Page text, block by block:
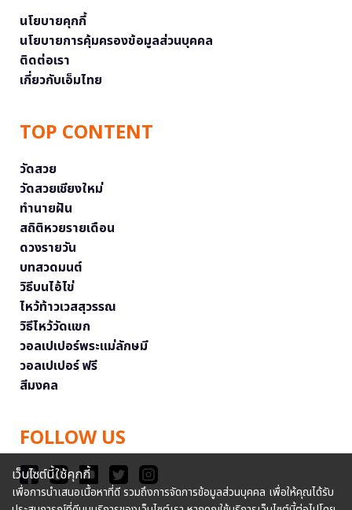
นโยบายคุกกี้
นโยบายการคุ้มครองข้อมูลส่วนบุคคล
ติดต่อเรา
เกี่ยวกับเอ็มไทย
TOP CONTENT
วัดสวย
วัดสวยเชียงใหม่
ทำนายฝัน
สถิติหวยรายเดือน
ดวงรายวัน
บทสวดมนต์
วิธีบนไอ้ไข่
ไหว้ท้าวเวสสุวรรณ
วิธีไหว้วัดแขก
วอลเปเปอร์พระแม่ลักษมี
วอลเปเปอร์ ฟรี
สีมงคล
FOLLOW US
เว็บไซต์นี้ใช้คุกกี้
เพื่อการนำเสนอเนื้อหาที่ดี รวมถึงการจัดการข้อมูลส่วนบุคคล เพื่อให้คุณได้รับ